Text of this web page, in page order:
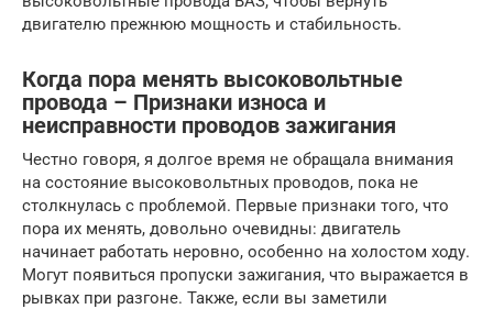
двигателю прежнюю мощность и стабильность.
Когда пора менять высоковольтные
провода – Признаки износа и
неисправности проводов зажигания
Честно говоря, я долгое время не обращала внимания
на состояние высоковольтных проводов, пока не
столкнулась с проблемой. Первые признаки того, что
пора их менять, довольно очевидны: двигатель
начинает работать неровно, особенно на холостом ходу.
Могут появиться пропуски зажигания, что выражается в
рывках при разгоне. Также, если вы заметили